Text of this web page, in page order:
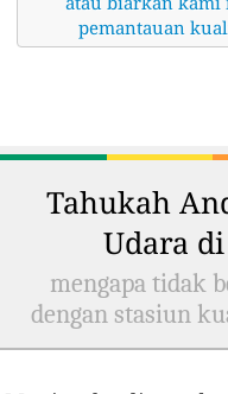
pemantauan
Tahukah
Udara
mengapa tidak
dengan stasiun